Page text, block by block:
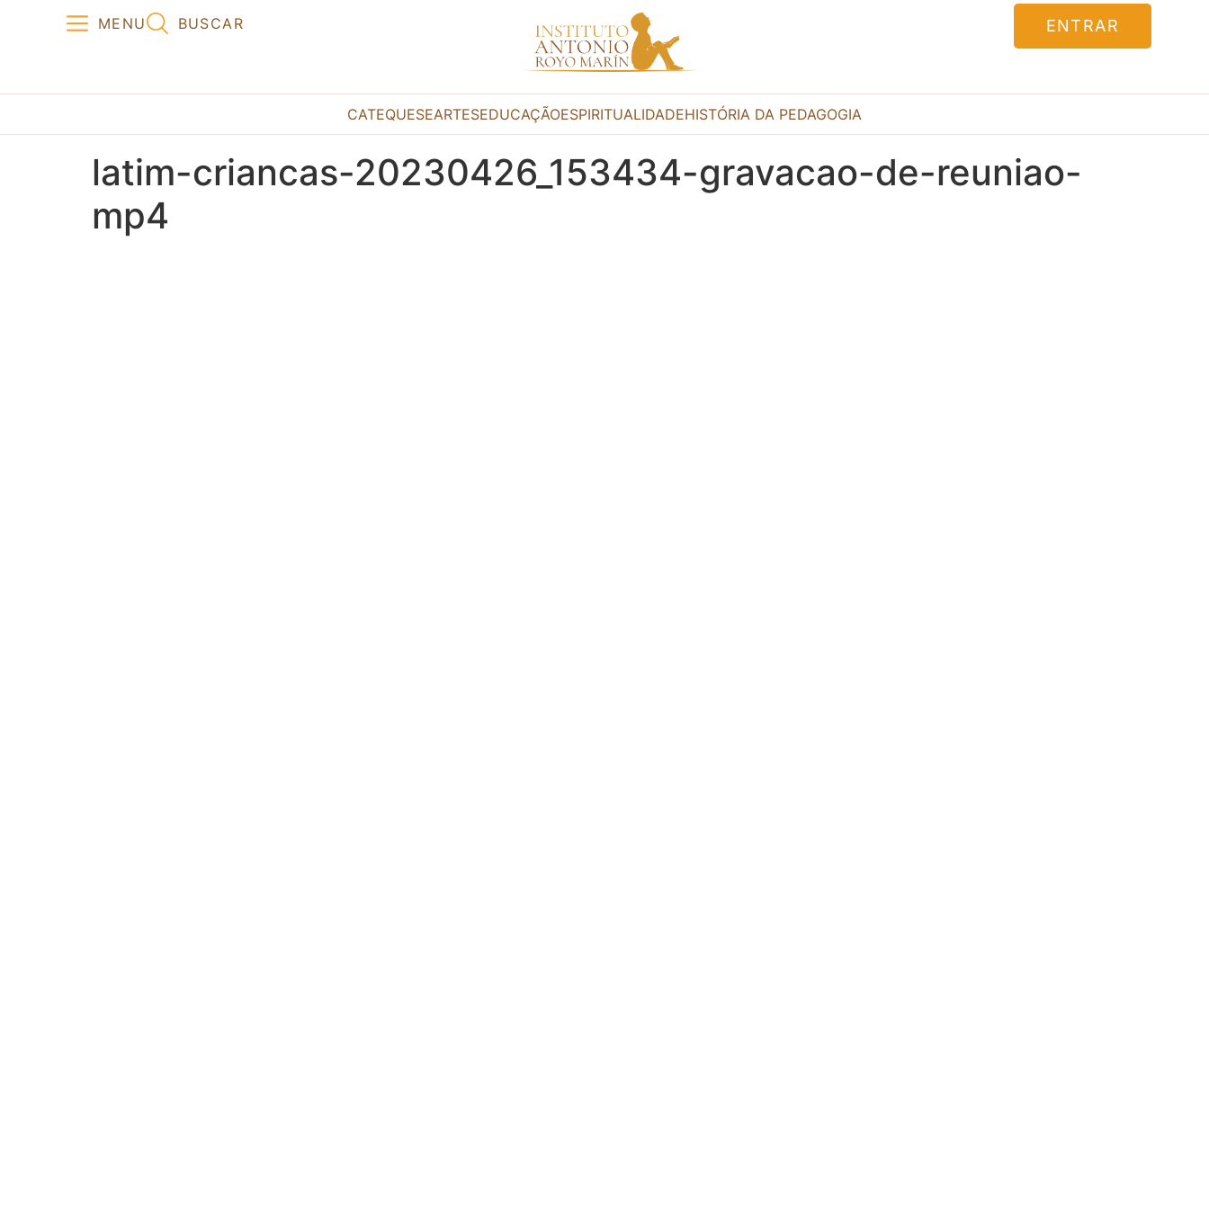
MENU BUSCAR ENTRAR
CATEQUESEARTESEDUCAÇÃOESPIRITUALIDADEHISTÓRIA DA PEDAGOGIA
latim-criancas-20230426_153434-gravacao-de-reuniao-
mp4